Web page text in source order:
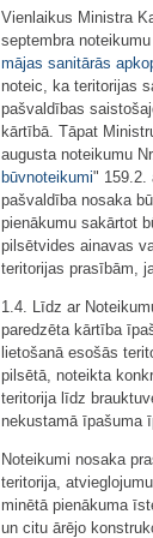
Vienlaikus Ministra
septembra
mājas sanitārās
noteic, ka teritorijas
pašvaldības
kārtībā. Tāpat
augusta noteikumu
būvnoteikumi" 159.2.
pašvaldība nosaka
pienākumu sakārtot
pilsētvides ainavas
teritorijas prasībām,
1.4. Līdz ar
paredzēta kārtība
lietošanā esošās
pilsētā, noteikta
teritorija līdz
nekustamā īpašuma
Noteikumi nosaka
teritorija,
minētā pienākuma
un citu ārējo